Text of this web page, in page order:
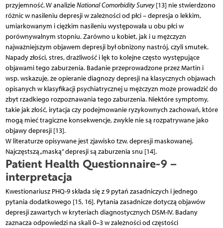
przyjemność. W analizieNational Comorbidity Survey[13] nie stwierdzono
różnic w nasileniu depresji w zależności od płci – depresja o lekkim,
umiarkowanym i ciężkim nasileniu występowała u obu płci w
porównywalnym stopniu. Zarówno u kobiet, jak i u mężczyzn
najważniejszym objawem depresji był obniżony nastrój, czyli smutek.
Napady złości, stres, drażliwość i lęk to kolejne często występujące
objawami tego zaburzenia. Badanie przeprowadzone przez Martin i
wsp. wskazuje, że opieranie diagnozy depresji na klasycznych objawach
opisanych w klasyfikacji psychiatrycznej u mężczyzn może prowadzić do
zbyt rzadkiego rozpoznawania tego zaburzenia. Niektóre symptomy,
takie jak złość, irytacja czy podejmowanie ryzykownych zachowań, które
mogą mieć tragiczne konsekwencje, zwykle nie są rozpatrywane jako
objawy depresji [13].
W literaturze opisywane jest zjawisko tzw. depresji maskowanej.
Najczęstszą „maską” depresji są zaburzenia snu [14].
Patient Health Questionnaire-9 –
interpretacja
Kwestionariusz PHQ-9 składa się z 9 pytań zasadniczych i jednego
pytania dodatkowego [15, 16]. Pytania zasadnicze dotyczą objawów
depresji zawartych w kryteriach diagnostycznych DSM-IV. Badany
zaznacza odpowiedzi na skali 0–3 w zależności od częstości